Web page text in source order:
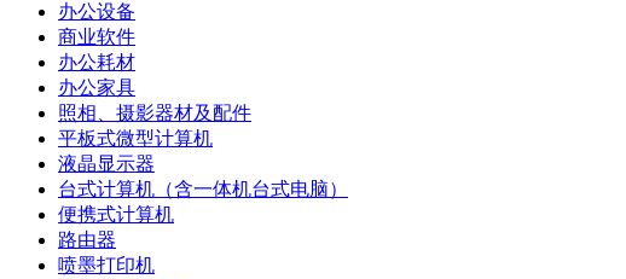
办公设备
商业软件
办公耗材
办公家具
照相、摄影器材及配件
平板式微型计算机
液晶显示器
台式计算机（含一体机台式电脑）
便携式计算机
路由器
喷墨打印机